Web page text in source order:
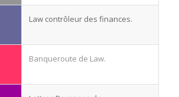
Law contrôleur des finances.
Banqueroute de Law.